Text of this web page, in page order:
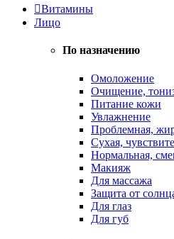
Витамины
Лицо
По назначению
Омоложение
Очищение,
Питание кожи
Увлажнение
Проблемная,
Сухая,
Нормальная,
Макияж
Для массажа
Защита от
Для глаз
Для губ